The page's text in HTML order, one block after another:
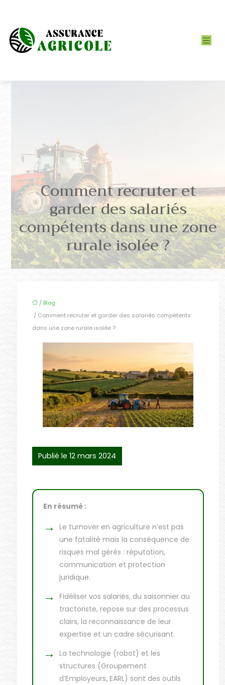
Comment recruter et
garder des salariés
compétents dans une zone
rurale isolée ?
/ Blog
/ Comment recruter et garder des salariés compétents
dans une zone rurale isolée ?
Publié le 12 mars 2024
En résumé :
Le turnover en agriculture n’est pas
une fatalité mais la conséquence de
risques mal gérés : réputation,
communication et protection
juridique.
Fidéliser vos salariés, du saisonnier au
tractoriste, repose sur des processus
clairs, la reconnaissance de leur
expertise et un cadre sécurisant.
La technologie (robot) et les
structures (Groupement
d’Employeurs, EARL) sont des outils